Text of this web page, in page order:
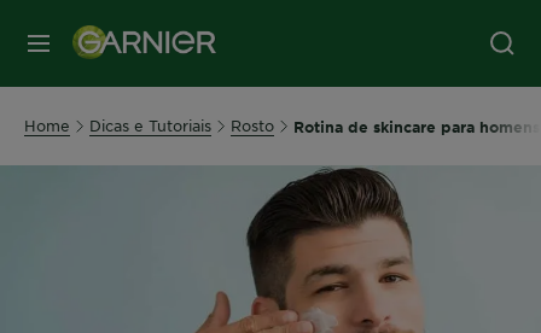
MENU
Home Dicas e Tutoriais Rosto Rotina de skincare para